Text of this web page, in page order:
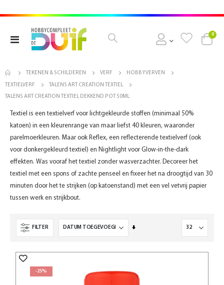
Toggle
Cart
0
TEKENEN & SCHILDEREN VERF HOBBYVERVEN
TEXTIELVERF TALENS ART CREATION TEXTIEL
TALENS ART CREATION TEXTIEL DEKKEND POT 50ML
Textiel is een textielverf voor lichtgekleurde stoffen (minimaal 50%
katoen) in een kleurenrange van maar liefst 40 kleuren, waaronder
parelmoerkleuren. Maar ook Reflex, een reflecterende textielverf (ook
voor donkergekleurd textiel) en Nightlight voor Glow-in-the-dark
effekten. Was vooraf het textiel zonder wasverzachter. Decoreer het
textiel met een spons of zachte penseel en fixeer het na droogtijd van 30
minuten door het te strijken (op katoenstand) met een vel vetvrij papier
tussen werk en strijkbout.
FILTER
Van
-25%